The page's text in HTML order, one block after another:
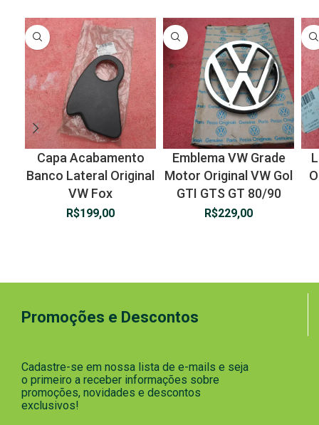
Capa Acabamento
Banco Lateral Original
VW Fox
R$199,00
Emblema VW Grade
Motor Original VW Gol
GTI GTS GT 80/90
R$229,00
Promoções e Descontos
Cadastre-se em nossa lista de e-mails e seja
o primeiro a receber informações sobre
promoções, novidades e descontos
exclusivos!